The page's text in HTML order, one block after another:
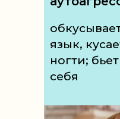
язык,
ногти;
себя